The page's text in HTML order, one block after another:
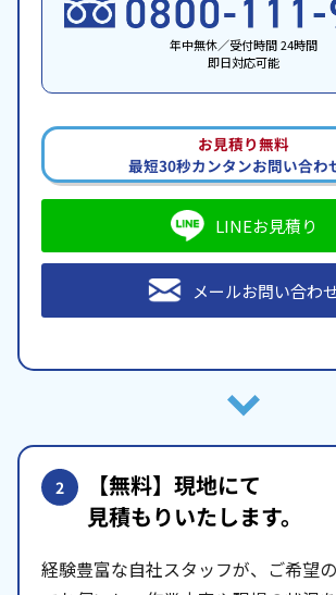
年中無休／受付時間 24時間
即日対応可能
お見積り無料
最短30秒カンタンお問い合わ
LINEお見積り
メールお問い合わ
2 【無料】現地にて
見積もりいたします。
経験豊富な自社スタッフが、ご希望